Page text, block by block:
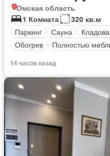
Омская область
1 Комната
320 кв.м
Паркинг
Сауна
Обогрев
Полностью
14 часов назад